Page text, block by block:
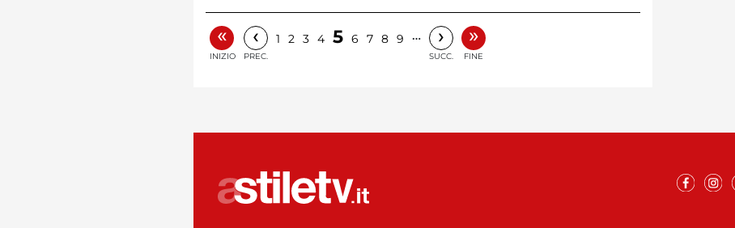
«
INIZIO
‹
PREC.
1 2 3 4 5 6 7 8 9 … ›
SUCC.
»
FINE